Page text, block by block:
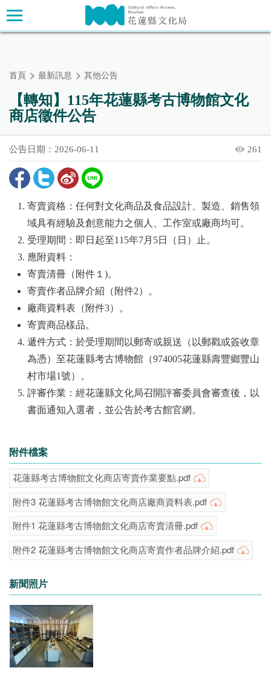
跳
到
主
主要內容區塊
首頁 最新訊息 其他公告
【轉知】115年花蓮縣考古博物館文化
商店徵件公告
公告日期：2026-06-11 261
寄賣資格：任何對文化商品及食品設計、製造、銷售領
域具有經驗及創意能力之個人、工作室或廠商均可。
受理期間：即日起至115年7月5日（日）止。
應附資料：
​​​寄賣清冊（附件１)。
寄賣作者品牌介紹（附件2）。
廠商資料表（附件3）。
寄賣商品樣品。
遞件方式：於受理期間以郵寄或親送（以郵戳或簽收章
為憑）至花蓮縣考古博物館（974005花蓮縣壽豐鄉豐山
村市場1號）。
評審作業：經花蓮縣文化局召開評審委員會審查後，以
書面通知入選者，並公告於考古館官網。
附件檔案
花蓮縣考古博物館文化商店寄賣作業要點.pdf
附件3 花蓮縣考古博物館文化商店廠商資料表.pdf
附件1 花蓮縣考古博物館文化商店寄賣清冊.pdf
附件2 花蓮縣考古博物館文化商店寄賣作者品牌介紹.pdf
新聞照片